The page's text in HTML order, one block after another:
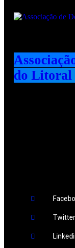
do Litoral
Twitter